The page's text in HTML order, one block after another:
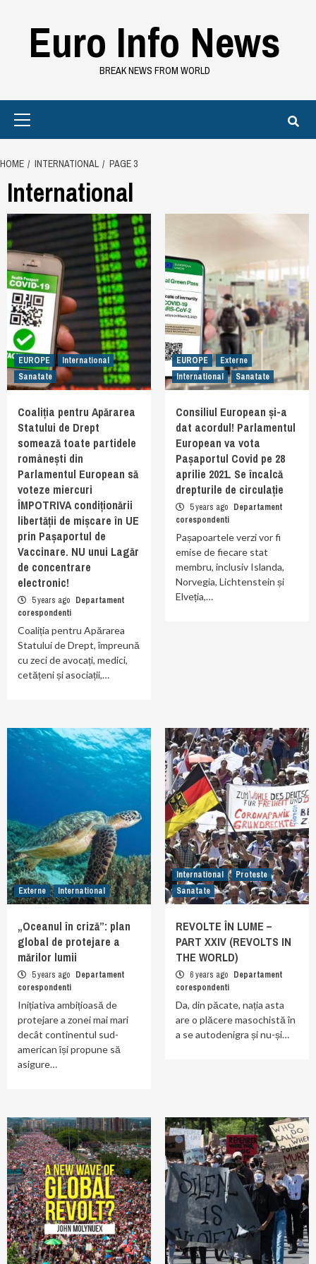
contentEuro Info News
BREAK NEWS FROM WORLD
HOME INTERNATIONAL PAGE 3
International
EUROPE
International
Sanatate
Coaliția pentru Apărarea
Statului de Drept
somează toate partidele
românești din
Parlamentul European să
voteze miercuri
ÎMPOTRIVA condiționării
libertății de mișcare în UE
prin Pașaportul de
Vaccinare. NU unui Lagăr
de concentrare
electronic!
5 years ago Departament
corespondenti
Coaliția pentru Apărarea
Statului de Drept, împreună
cu zeci de avocați, medici,
cetățeni și asociații,…
EUROPE
Externe
International
Sanatate
Consiliul European și-a
dat acordul! Parlamentul
European va vota
Pașaportul Covid pe 28
aprilie 2021. Se încalcă
drepturile de circulație
5 years ago Departament
corespondenti
Pașapoartele verzi vor fi
emise de fiecare stat
membru, inclusiv Islanda,
Norvegia, Lichtenstein și
Elveția,…
Externe International
„Oceanul în criză”: plan
global de protejare a
mărilor lumii
5 years ago Departament
corespondenti
Inițiativa ambițioasă de
protejare a zonei mai mari
decât continentul sud-
american își propune să
asigure…
International
Proteste
Sanatate
REVOLTE ÎN LUME –
PART XXIV (REVOLTS IN
THE WORLD)
6 years ago Departament
corespondenti
Da, din păcate, nația asta
are o plăcere masochistă în
a se autodenigra și nu-și…